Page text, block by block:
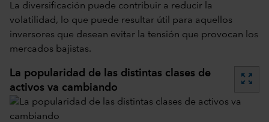
La diversificación puede contribuir a reducir la
volatilidad, lo que puede resultar útil para aquellos
inversores que desean evitar la tensión que provocan los
mercados bajistas.
La popularidad de las distintas clases de
activos va cambiando
zoom_out_map